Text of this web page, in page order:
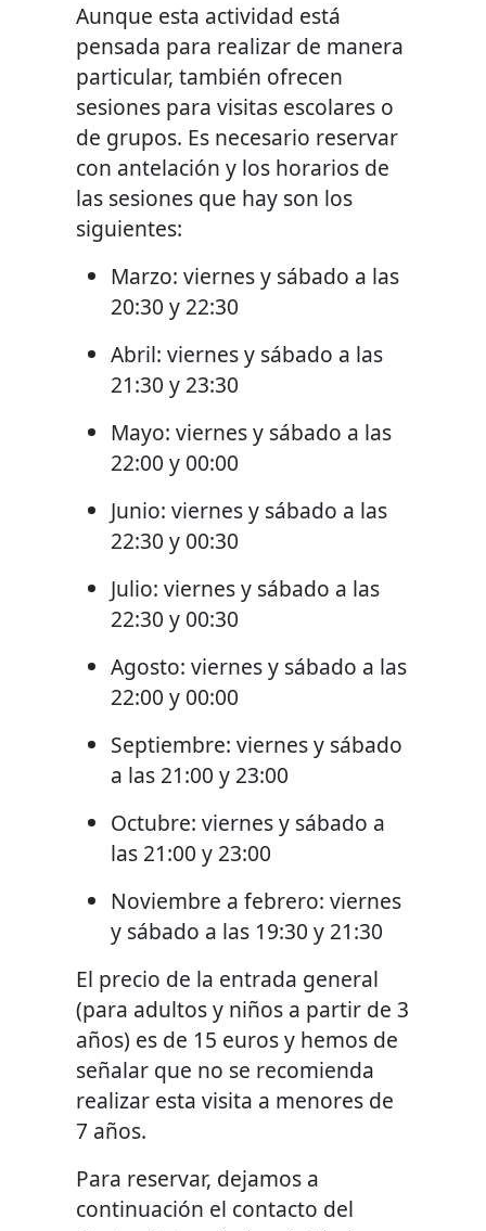
Aunque esta actividad está
pensada para realizar de manera
particular, también ofrecen
sesiones para visitas escolares o
de grupos. Es necesario reservar
con antelación y los horarios de
las sesiones que hay son los
siguientes:
Marzo: viernes y sábado a las
20:30 y 22:30
Abril: viernes y sábado a las
21:30 y 23:30
Mayo: viernes y sábado a las
22:00 y 00:00
Junio: viernes y sábado a las
22:30 y 00:30
Julio: viernes y sábado a las
22:30 y 00:30
Agosto: viernes y sábado a las
22:00 y 00:00
Septiembre: viernes y sábado
a las 21:00 y 23:00
Octubre: viernes y sábado a
las 21:00 y 23:00
Noviembre a febrero: viernes
y sábado a las 19:30 y 21:30
El precio de la entrada general
(para adultos y niños a partir de 3
años) es de 15 euros y hemos de
señalar que no se recomienda
realizar esta visita a menores de
7 años.
Para reservar, dejamos a
continuación el contacto del